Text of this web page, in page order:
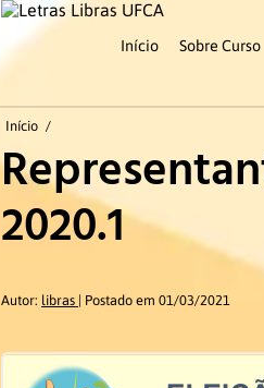
Início Sobre Curso
Início /
2020.1
Autor: libras Postado em 01/03/2021